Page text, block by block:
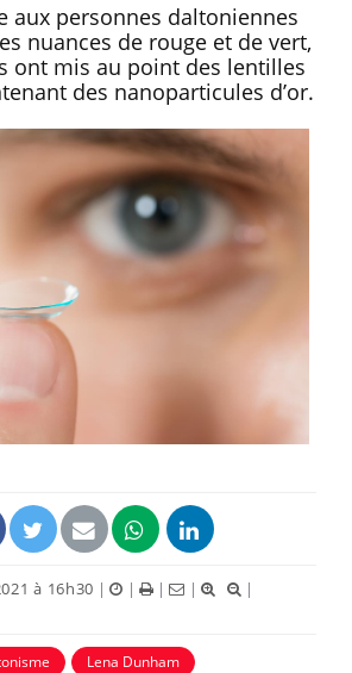
aux personnes daltoniennes
nuances de rouge et de vert,
ont mis au point des lentilles
des nanoparticules d’or.
à 16h30 | | | |
|
Lena Dunham